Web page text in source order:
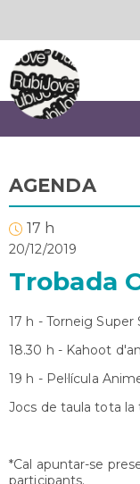
contingut
AGENDA
17 h
20/12/2019
Trobada
17 h - Torneig Super
18.30 h - Kahoot
19 h - Pel·lícula
Jocs de taula tota la
*Cal apuntar-se
participants.